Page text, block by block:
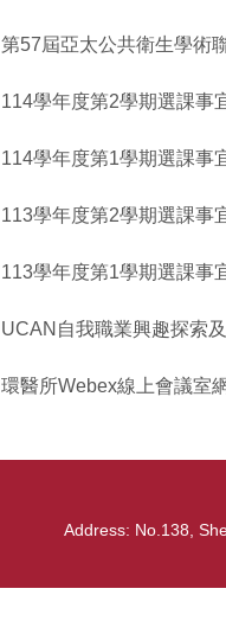
第57屆亞太公共衛生學術
114學年度第2學期選課事
114學年度第1學期選課事
113學年度第2學期選課事
113學年度第1學期選課事
UCAN自我職業興趣探索
環醫所Webex線上會議室
Address: No.138,